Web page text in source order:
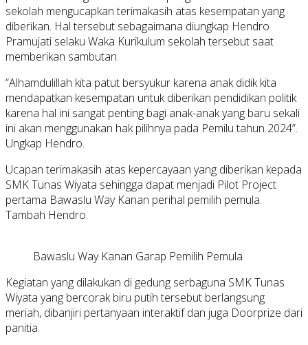
sekolah mengucapkan terimakasih atas kesempatan yang
diberikan. Hal tersebut sebagaimana diungkap Hendro
Pramujati selaku Waka Kurikulum sekolah tersebut saat
memberikan sambutan.
“Alhamdulillah kita patut bersyukur karena anak didik kita
mendapatkan kesempatan untuk diberikan pendidikan politik
karena hal ini sangat penting bagi anak-anak yang baru sekali
ini akan menggunakan hak pilihnya pada Pemilu tahun 2024”.
Ungkap Hendro.
Ucapan terimakasih atas kepercayaan yang diberikan kepada
SMK Tunas Wiyata sehingga dapat menjadi Pilot Project
pertama Bawaslu Way Kanan perihal pemilih pemula.
Tambah Hendro.
Bawaslu Way Kanan Garap Pemilih Pemula
Kegiatan yang dilakukan di gedung serbaguna SMK Tunas
Wiyata yang bercorak biru putih tersebut berlangsung
meriah, dibanjiri pertanyaan interaktif dan juga Doorprize dari
panitia.